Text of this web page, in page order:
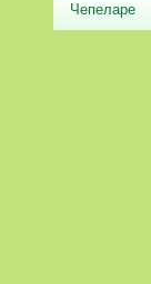
Чепеларе